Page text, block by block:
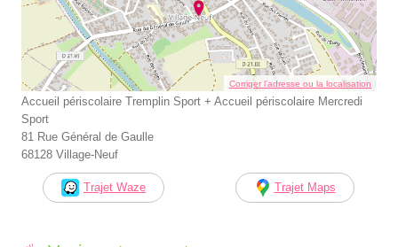
Corriger l’adresse ou la localisation
Accueil périscolaire Tremplin Sport + Accueil périscolaire Mercredi
Sport
81 Rue Général de Gaulle
68128 Village-Neuf
Trajet Waze Trajet Maps